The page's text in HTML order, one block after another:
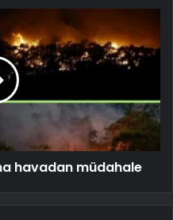
havadan müdahale